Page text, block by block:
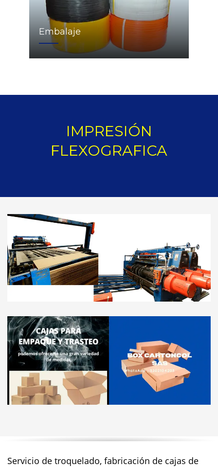
Embalaje
IMPRESIÓN
FLEXOGRAFICA
Servicio de troquelado, fabricación de cajas de